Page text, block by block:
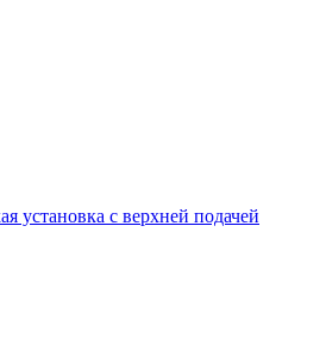
установка с верхней подачей